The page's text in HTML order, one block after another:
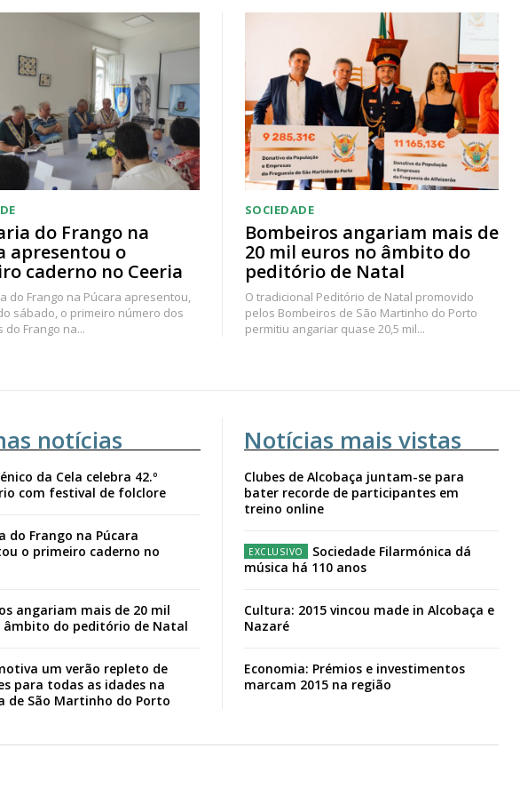
do Frango na
apresentou o
caderno no Ceeria
do Frango na Púcara apresentou,
sábado, o primeiro número dos
do Frango na...
SOCIEDADE
Bombeiros angariam mais de
20 mil euros no âmbito do
peditório de Natal
O tradicional Peditório de Natal promovido
pelos Bombeiros de São Martinho do Porto
permitiu angariar quase 20,5 mil...
notícias
da Cela celebra 42.º
com festival de folclore
do Frango na Púcara
o primeiro caderno no
angariam mais de 20 mil
âmbito do peditório de Natal
um verão repleto de
para todas as idades na
de São Martinho do Porto
Notícias mais vistas
Clubes de Alcobaça juntam-se para
bater recorde de participantes em
treino online
Sociedade Filarmónica dá
música há 110 anos
Cultura: 2015 vincou made in Alcobaça e
Nazaré
Economia: Prémios e investimentos
marcam 2015 na região